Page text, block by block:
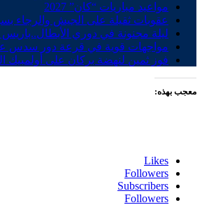
مواعيد مباريات “كان” 2027
عقوبات ثقيلة على الجيش والرجاء
ليلة مجنونة في دوري
مواجهات قوية في قرعة دور سدس
فوز ثمين لنهضة بركان على أولمبيك
معجب بهذه:
Likes
Followers
Subscribers
Followers